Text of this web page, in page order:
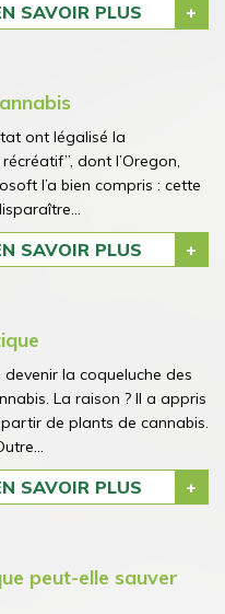
SAVOIR PLUS
ont légalisé la
dont l’Oregon,
l’a bien compris : cette
SAVOIR PLUS
la coqueluche des
La raison ? Il a appris
de plants de cannabis.
SAVOIR PLUS
peut-elle sauver